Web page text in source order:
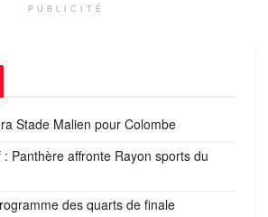
PUBLICITÉ
Stade Malien pour Colombe
Panthère affronte Rayon sports du
des quarts de finale